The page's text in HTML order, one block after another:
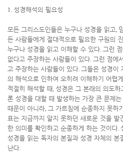
1. 성경해석의 필요성
모든 그리스도인들은 누구나 성경을 읽고,
든 사람들에게 절대적으로 필요한 구원의
누구나 성경을 읽고 이해할 수 있다. 그런
없다고 주장하는 사람들이 있다. 그런 점에
고 주장하는 사람들이 있다. 그들은 성경이
의 해석으로 인하여 오히려 이해하기 어렵
적절히 해석할 때 , 성경은 그 본래의 의도
론 성경을 대할 때 발생하는 가장 큰 문제
때문이 아니라, 그 가르침에 순종하지 못하
표는 지금까지 알지 못하던 새로운 것을 발
한 의미를 확인하고 순종하게 하는 것이다.
성경을 읽는 독자의 본질과 성경 자체의 본
난다.